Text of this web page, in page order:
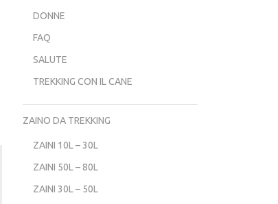
DONNE
FAQ
SALUTE
TREKKING CON IL CANE
ZAINO DA TREKKING
ZAINI 10L – 30L
ZAINI 50L – 80L
ZAINI 30L – 50L